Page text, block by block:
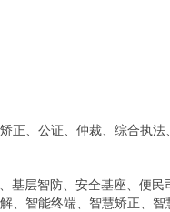
、公证、仲裁、综合执法
层智防、安全基座、便民
智能终端、智慧矫正、